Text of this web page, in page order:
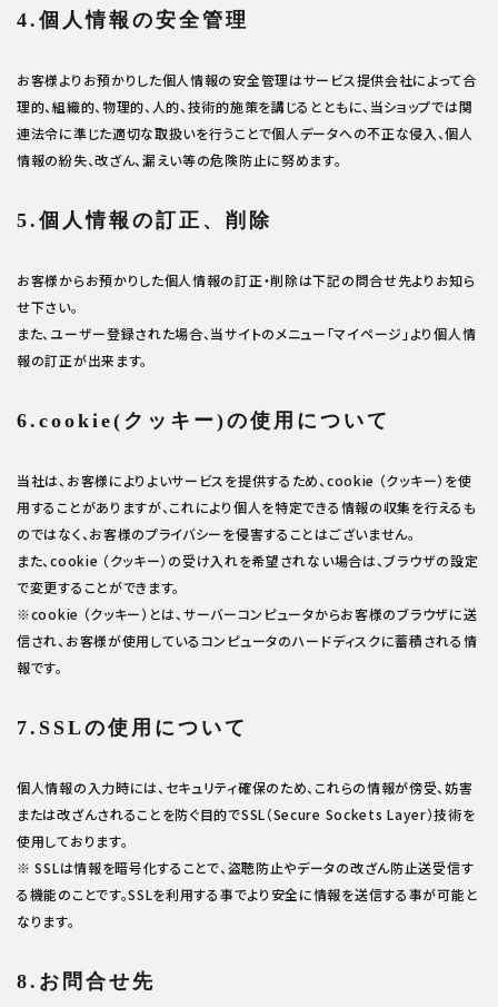
4.個人情報の安全管理
お客様よりお預かりした個人情報の安全管理はサービス提供会社によって合
理的、組織的、物理的、人的、技術的施策を講じるとともに、当ショップでは関
連法令に準じた適切な取扱いを行うことで個人データへの不正な侵入、個人
情報の紛失、改ざん、漏えい等の危険防止に努めます。
5.個人情報の訂正、削除
お客様からお預かりした個人情報の訂正・削除は下記の問合せ先よりお知ら
せ下さい。
また、ユーザー登録された場合、当サイトのメニュー「マイページ」より個人情
報の訂正が出来ます。
6.cookie(クッキー)の使用について
当社は、お客様によりよいサービスを提供するため、cookie （クッキー）を使
用することがありますが、これにより個人を特定できる情報の収集を行えるも
のではなく、お客様のプライバシーを侵害することはございません。
また、cookie （クッキー）の受け入れを希望されない場合は、ブラウザの設定
で変更することができます。
※cookie （クッキー）とは、サーバーコンピュータからお客様のブラウザに送
信され、お客様が使用しているコンピュータのハードディスクに蓄積される情
報です。
7.SSLの使用について
個人情報の入力時には、セキュリティ確保のため、これらの情報が傍受、妨害
または改ざんされることを防ぐ目的でSSL（Secure Sockets Layer）技術を
使用しております。
※ SSLは情報を暗号化することで、盗聴防止やデータの改ざん防止送受信す
る機能のことです。SSLを利用する事でより安全に情報を送信する事が可能と
なります。
8.お問合せ先